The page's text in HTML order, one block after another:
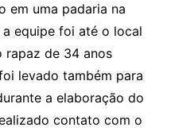
em uma padaria na
equipe foi até o local
rapaz de 34 anos
levado também para
a elaboração do
contato com o